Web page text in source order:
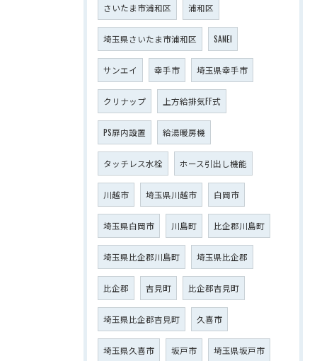
さいたま市浦和区 浦和区
埼玉県さいたま市浦和区 SANEI
サンエイ 幸手市 埼玉県幸手市
クリナップ 上方給排気FF式
PS扉内設置 給湯暖房機
タッチレス水栓 ホース引出し機能
川越市 埼玉県川越市 白岡市
埼玉県白岡市 川島町 比企郡川島町
埼玉県比企郡川島町 埼玉県比企郡
比企郡 吉見町 比企郡吉見町
埼玉県比企郡吉見町 久喜市
埼玉県久喜市 坂戸市 埼玉県坂戸市